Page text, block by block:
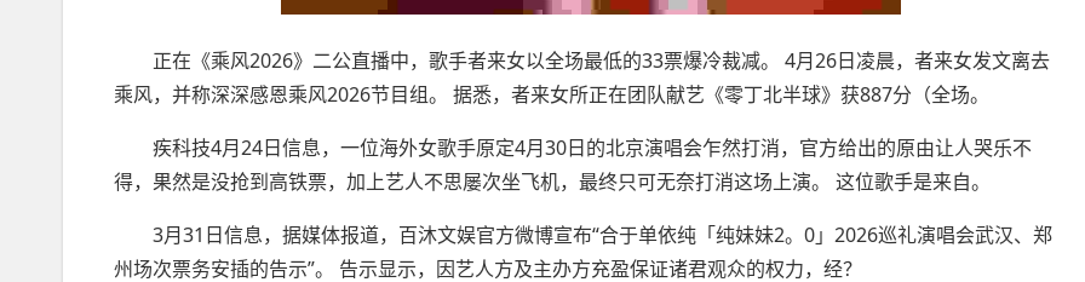
正在《乘风2026》二公直播中，歌手者来女以全场最低的33票爆冷裁减。 4月26日凌晨，者来女发文离去
乘风，并称深深感恩乘风2026节目组。 据悉，者来女所正在团队献艺《零丁北半球》获887分（全场。
疾科技4月24日信息，一位海外女歌手原定4月30日的北京演唱会乍然打消，官方给出的原由让人哭乐不
得，果然是没抢到高铁票，加上艺人不思屡次坐飞机，最终只可无奈打消这场上演。 这位歌手是来自。
3月31日信息，据媒体报道，百沐文娱官方微博宣布“合于单依纯「纯妹妹2。0」2026巡礼演唱会武汉、郑
州场次票务安插的告示”。 告示显示，因艺人方及主办方充盈保证诸君观众的权力，经？